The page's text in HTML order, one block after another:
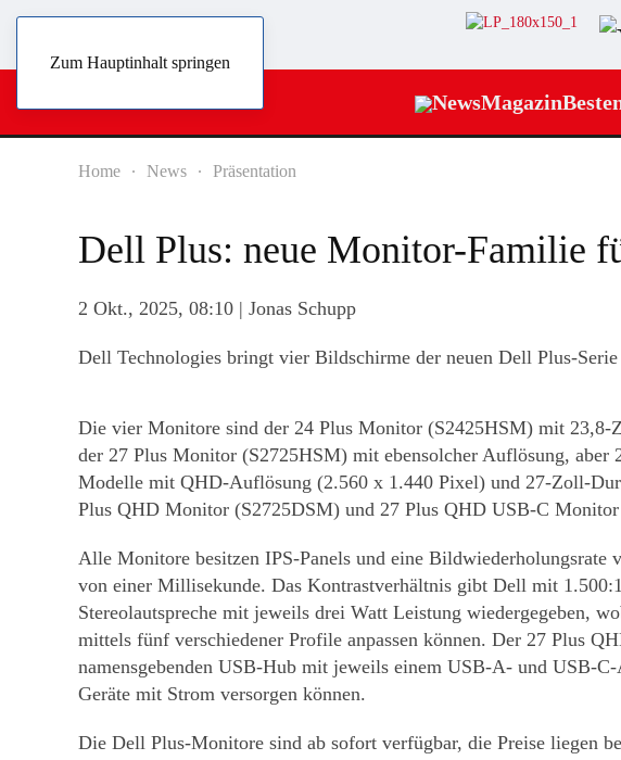
Zum Hauptinhalt springen
NewsMagazin
Home News Präsentation
Dell Plus: neue Monitor-Familie
2 Okt., 2025, 08:10 | Jonas Schupp
Dell Technologies bringt vier Bildschirme der neuen Dell Plus-
Die vier Monitore sind der 24 Plus Monitor (S2425HSM) mit
der 27 Plus Monitor (S2725HSM) mit ebensolcher Auflösung, aber
Modelle mit QHD-Auflösung (2.560 x 1.440 Pixel) und 27-Zoll-
Plus QHD Monitor (S2725DSM) und 27 Plus QHD USB-C
Alle Monitore besitzen IPS-Panels und eine Bildwiederholungsrate
von einer Millisekunde. Das Kontrastverhältnis gibt Dell mit
Stereolautspreche mit jeweils drei Watt Leistung wiedergegeben,
mittels fünf verschiedener Profile anpassen können. Der 27 Plus
namensgebenden USB-Hub mit jeweils einem USB-A- und USB-C-
Geräte mit Strom versorgen können.
Die Dell Plus-Monitore sind ab sofort verfügbar, die Preise liegen